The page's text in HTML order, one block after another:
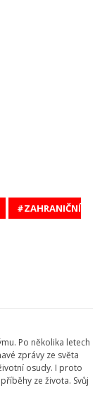
ZAHRANIČNÍ
Po několika letech
zprávy ze světa
osudy. I proto
ze života. Svůj